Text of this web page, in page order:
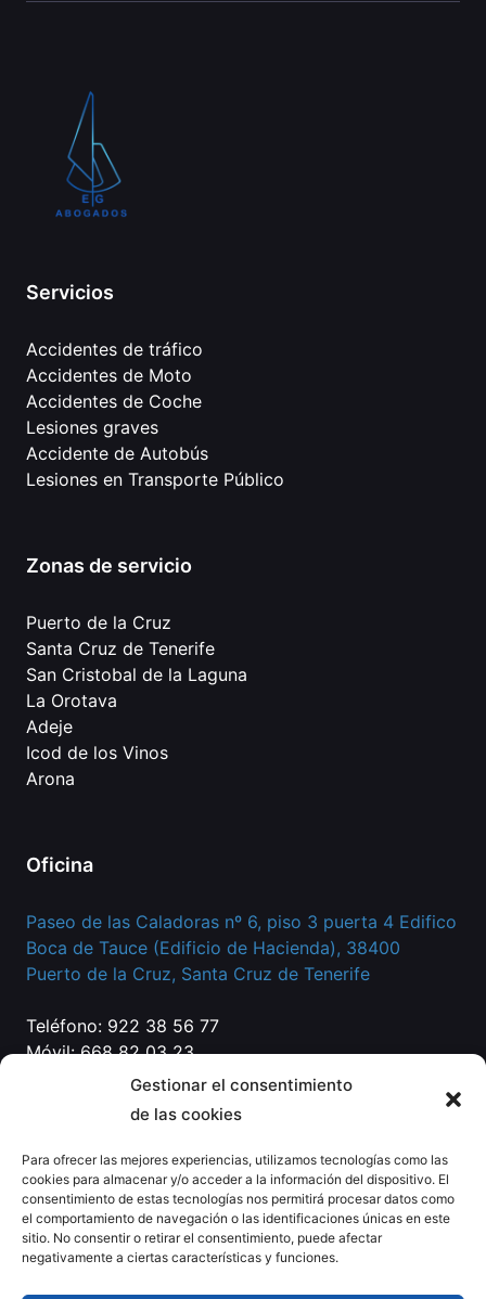
Gestionar el consentimiento
de las cookies
Para ofrecer las mejores experiencias, utilizamos tecnologías como las
cookies para almacenar y/o acceder a la información del dispositivo. El
consentimiento de estas tecnologías nos permitirá procesar datos como
el comportamiento de navegación o las identificaciones únicas en este
sitio. No consentir o retirar el consentimiento, puede afectar
negativamente a ciertas características y funciones.
Servicios
Accidentes de tráfico
Accidentes de Moto
Accidentes de Coche
Lesiones graves
Accidente de Autobús
Lesiones en Transporte Público
Zonas de servicio
Puerto de la Cruz
Santa Cruz de Tenerife
San Cristobal de la Laguna
La Orotava
Adeje
Icod de los Vinos
Arona
Oficina
Paseo de las Caladoras nº 6, piso 3 puerta 4 Edifico
Boca de Tauce (Edificio de Hacienda), 38400
Puerto de la Cruz, Santa Cruz de Tenerife
Teléfono: 922 38 56 77
Móvil: 668 82 03 23
info@eg-abogados.com